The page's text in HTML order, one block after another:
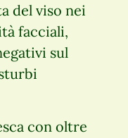
del viso nei
facciali,
sul
con oltre